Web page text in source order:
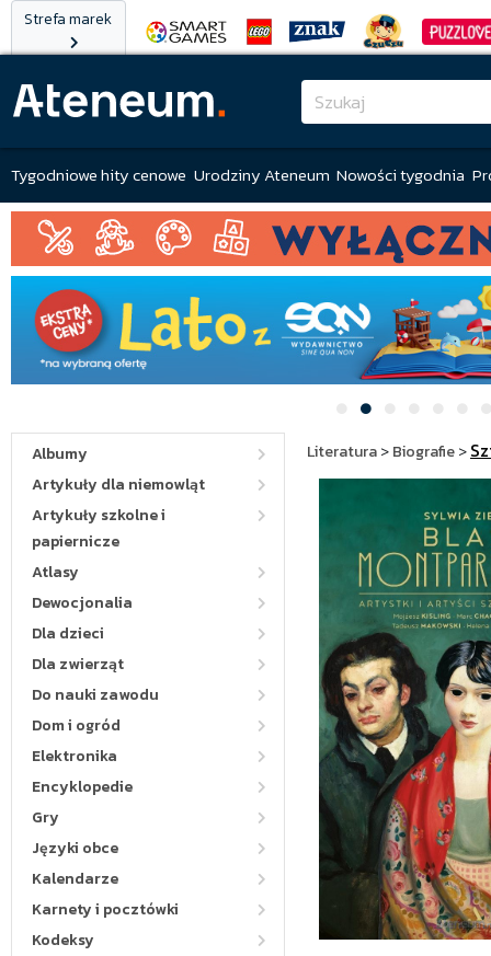
Strefa marek
Tygodniowe hity cenowe Urodziny Ateneum Nowości tygodnia
Albumy
Artykuły dla niemowląt
Artykuły szkolne i
papiernicze
Atlasy
Dewocjonalia
Dla dzieci
Dla zwierząt
Do nauki zawodu
Dom i ogród
Elektronika
Encyklopedie
Gry
Języki obce
Kalendarze
Karnety i pocztówki
Kodeksy
Literatura>Biografie>